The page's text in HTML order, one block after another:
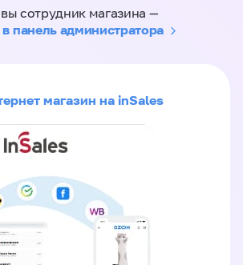
сотрудник магазина —
панель администратора
магазин на inSales